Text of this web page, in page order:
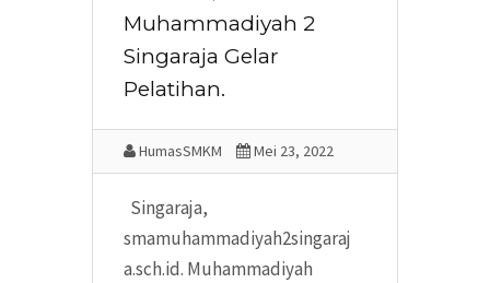
Muhammadiyah 2
Singaraja Gelar
Pelatihan.
HumasSMKM Mei 23, 2022
Singaraja,
smamuhammadiyah2singaraj
a.sch.id. Muhammadiyah